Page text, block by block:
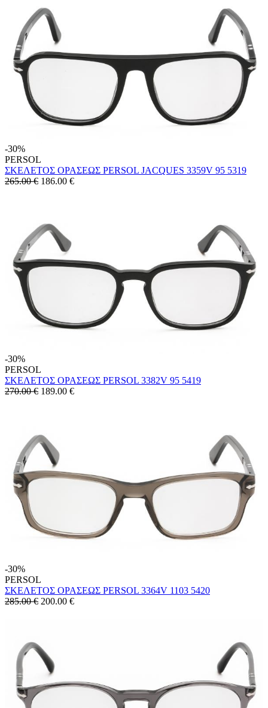
-30%
PERSOL
ΣΚΕΛΕΤΟΣ ΟΡΑΣΕΩΣ PERSOL JACQUES 3359V 95 5319
265.00 € 186.00 €
-30%
PERSOL
ΣΚΕΛΕΤΟΣ ΟΡΑΣΕΩΣ PERSOL 3382V 95 5419
270.00 € 189.00 €
-30%
PERSOL
ΣΚΕΛΕΤΟΣ ΟΡΑΣΕΩΣ PERSOL 3364V 1103 5420
285.00 € 200.00 €